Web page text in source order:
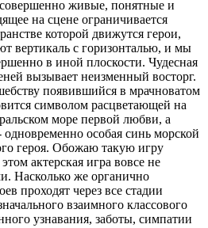
живые, понятные и
на сцене ограничивается
которой движутся герои,
вертикаль с горизонталью, и мы
в иной плоскости. Чудесная
вызывает неизменный восторг.
появившийся в мрачноватом
символом расцветающей на
море первой любви, а
одновременно особая синь морской
героя. Обожаю такую игру
актерская игра вовсе не
Насколько же органично
проходят через все стадии
взаимного классового
узнавания, заботы, симпатии